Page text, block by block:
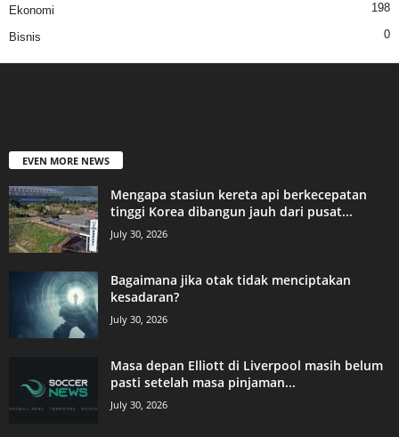
Ekonomi 198
Bisnis 0
EVEN MORE NEWS
Mengapa stasiun kereta api berkecepatan
tinggi Korea dibangun jauh dari pusat...
July 30, 2026
Bagaimana jika otak tidak menciptakan
kesadaran?
July 30, 2026
Masa depan Elliott di Liverpool masih belum
pasti setelah masa pinjaman...
July 30, 2026